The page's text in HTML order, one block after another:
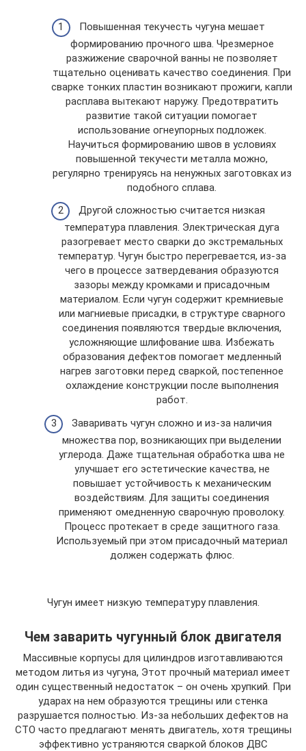
Повышенная текучесть чугуна мешает
формированию прочного шва. Чрезмерное
разжижение сварочной ванны не позволяет
тщательно оценивать качество соединения. При
сварке тонких пластин возникают прожиги, капли
расплава вытекают наружу. Предотвратить
развитие такой ситуации помогает
использование огнеупорных подложек.
Научиться формированию швов в условиях
повышенной текучести металла можно,
регулярно тренируясь на ненужных заготовках из
подобного сплава.
Другой сложностью считается низкая
температура плавления. Электрическая дуга
разогревает место сварки до экстремальных
температур. Чугун быстро перегревается, из-за
чего в процессе затвердевания образуются
зазоры между кромками и присадочным
материалом. Если чугун содержит кремниевые
или магниевые присадки, в структуре сварного
соединения появляются твердые включения,
усложняющие шлифование шва. Избежать
образования дефектов помогает медленный
нагрев заготовки перед сваркой, постепенное
охлаждение конструкции после выполнения
работ.
Заваривать чугун сложно и из-за наличия
множества пор, возникающих при выделении
углерода. Даже тщательная обработка шва не
улучшает его эстетические качества, не
повышает устойчивость к механическим
воздействиям. Для защиты соединения
применяют омедненную сварочную проволоку.
Процесс протекает в среде защитного газа.
Используемый при этом присадочный материал
должен содержать флюс.
Чугун имеет низкую температуру плавления.
Чем заварить чугунный блок двигателя
Массивные корпусы для цилиндров изготавливаются
методом литья из чугуна, Этот прочный материал имеет
один существенный недостаток – он очень хрупкий. При
ударах на нем образуются трещины или стенка
разрушается полностью. Из-за небольших дефектов на
СТО часто предлагают менять двигатель, хотя трещины
эффективно устраняются сваркой блоков ДВС